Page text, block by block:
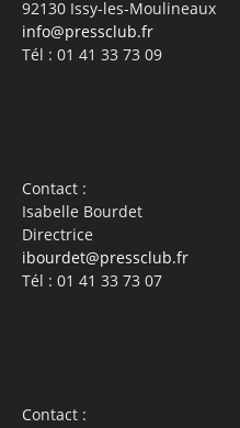
92130 Issy-les-Moulineaux
info@pressclub.fr
Tél : 01 41 33 73 09
Contact :
Isabelle Bourdet
Directrice
ibourdet@pressclub.fr
Tél : 01 41 33 73 07
Contact :